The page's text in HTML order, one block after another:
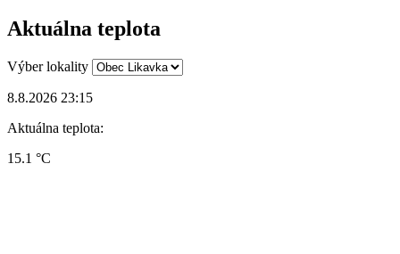
Aktuálna teplota
Výber lokality
8.8.2026 23:15
Aktuálna teplota:
15.1 °C